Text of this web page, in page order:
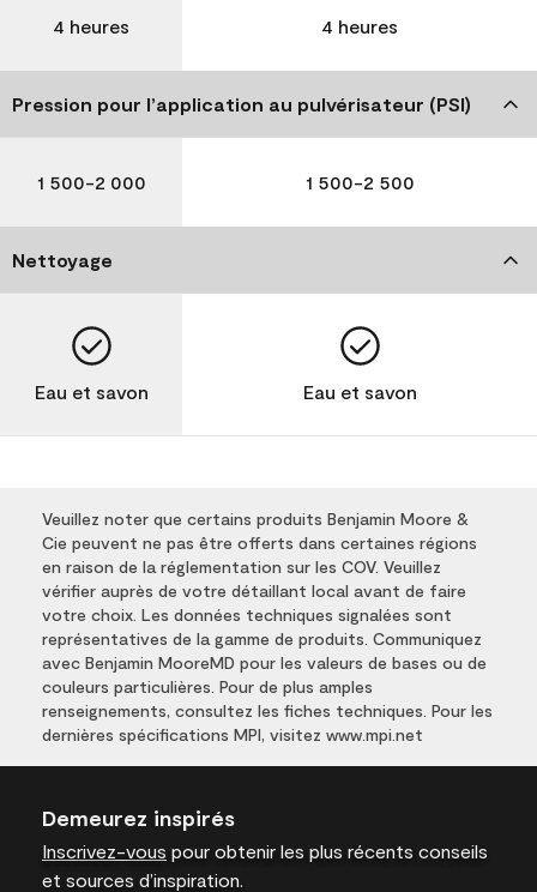
4 heures 4 heures
Pression pour l’application au pulvérisateur (PSI)
1 500-2 000 1 500-2 500
Nettoyage
Eau et savon Eau et savon
Veuillez noter que certains produits Benjamin Moore &
Cie peuvent ne pas être offerts dans certaines régions
en raison de la réglementation sur les COV. Veuillez
vérifier auprès de votre détaillant local avant de faire
votre choix. Les données techniques signalées sont
représentatives de la gamme de produits. Communiquez
avec Benjamin MooreMD pour les valeurs de bases ou de
couleurs particulières. Pour de plus amples
renseignements, consultez les fiches techniques. Pour les
dernières spécifications MPI, visitez www.mpi.net
Demeurez inspirés
Inscrivez-vous pour obtenir les plus récents conseils
et sources d’inspiration.